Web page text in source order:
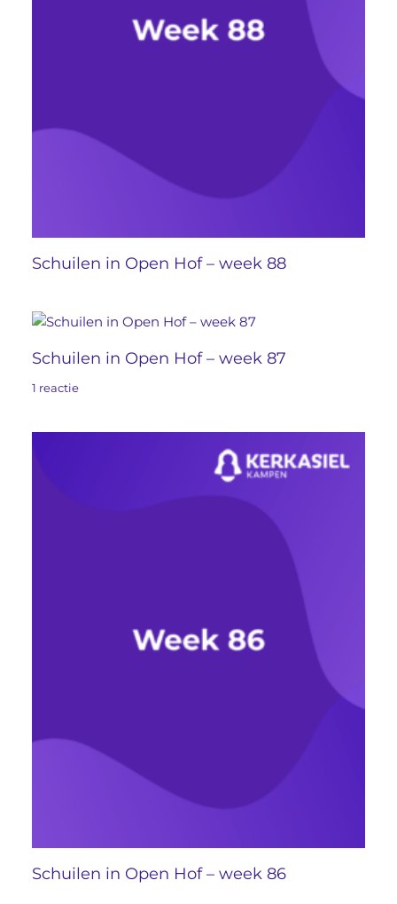
Schuilen in Open Hof – week 88
Schuilen in Open Hof – week 87
1 reactie
Schuilen in Open Hof – week 86